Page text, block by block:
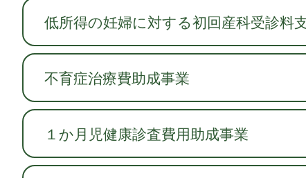
低所得の妊婦に対する初回産科受診料
不育症治療費助成事業
１か月児健康診査費用助成事業